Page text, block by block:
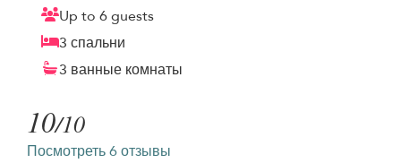
Up to 6 guests
3 спальни
3 ванные комнаты
10/10
Посмотреть 6 отзывы